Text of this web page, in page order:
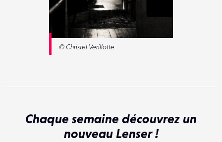
© Christel Verillotte
Chaque semaine découvrez un
nouveau Lenser !